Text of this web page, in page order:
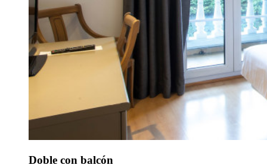
Doble con balcón